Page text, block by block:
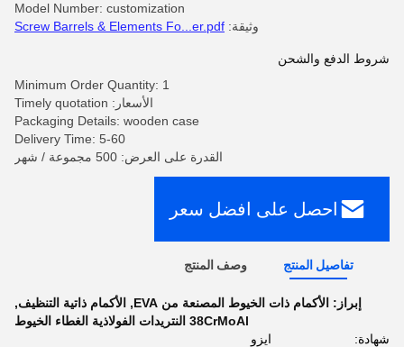
Model Number: customization
وثيقة: Screw Barrels & Elements Fo...er.pdf
شروط الدفع والشحن
Minimum Order Quantity: 1
الأسعار: Timely quotation
Packaging Details: wooden case
Delivery Time: 5-60
القدرة على العرض: 500 مجموعة / شهر
احصل على افضل سعر
تفاصيل المنتج وصف المنتج
إبراز: الأكمام ذات الخيوط المصنعة من EVA , الأكمام ذاتية التنظيف,
38CrMoAl النتريدات الفولاذية الغطاء الخيوط
شهادة:
ايزو